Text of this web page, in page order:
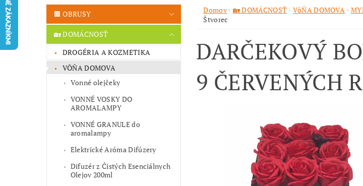
🌳 ZÁHRADA
🍽️ GASTRO JESENNÉ OBRUSY 🎄 VIANOČNÝ TOVAR
❤️ VALENTÍN – TIPY NA DARČEKY
🐣VEĽKONOČNÝ TOVAR
GASTRO PREVÁDZKY
ŠKOLY A VEREJNÉ ZARIADENIA MOJA
🟫 OBRUSY
🏡 DOMÁCNOSŤ
DROGÉRIA A KOZMETIKA
VÔŇA DOMOVA
Vonné olejčeky
VONNÉ VOSKY DO
AROMALAMPY
VONNÉ GRANULE do
aromalampy
Elektrické Aróma Difúzery
Difuzér z Čistých Esenciálnych
Olejov 200ml
Domov 🏡 DOMÁCNOSŤ VôŇA DOMOVA
Štvorec
DARČEKOVÝ
9 ČERVENÝCH